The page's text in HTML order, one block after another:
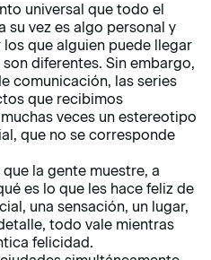
universal que todo el
su vez es algo personal y
que alguien puede llegar
diferentes. Sin embargo,
comunicación, las series
que recibimos
veces un estereotipo
que no se corresponde
la gente muestre, a
es lo que les hace feliz de
una sensación, un lugar,
todo vale mientras
felicidad.